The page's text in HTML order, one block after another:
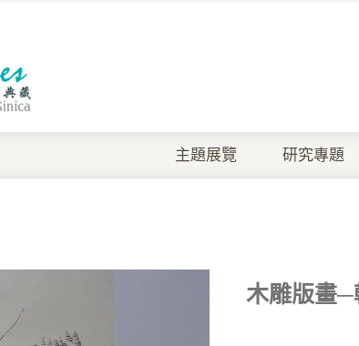
主題展覽 研究專題
木雕版畫─